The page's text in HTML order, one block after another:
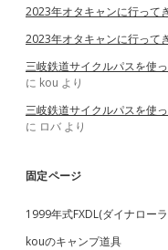
2023年オタキャンに行って
2023年オタキャンに行って
三岐鉄道サイクルパスを使
に kou より
三岐鉄道サイクルパスを使
に ロバ より
固定ページ
1999年式FXDL(ダイナロー
kouのキャンプ道具